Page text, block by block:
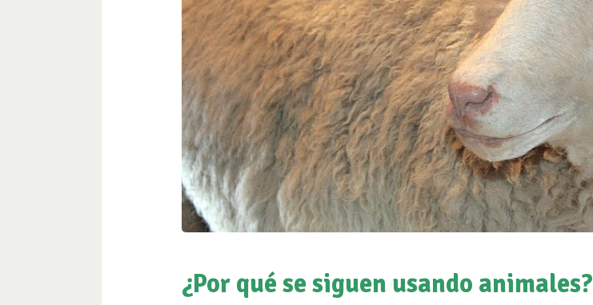
¿Por qué se siguen usando animales?